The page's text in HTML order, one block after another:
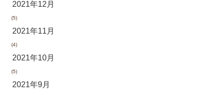
2021年12月
(5)
2021年11月
(4)
2021年10月
(5)
2021年9月